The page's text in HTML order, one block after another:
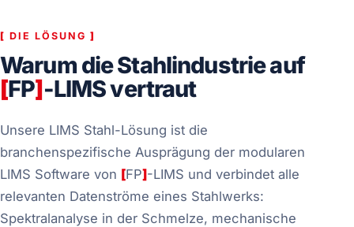
[ DIE LÖSUNG ]
Warum die Stahlindustrie auf
[FP]-LIMS vertraut
Unsere LIMS Stahl-Lösung ist die
branchenspezifische Ausprägung der modularen
LIMS Software von [FP]-LIMS und verbindet alle
relevanten Datenströme eines Stahlwerks:
Spektralanalyse in der Schmelze, mechanische